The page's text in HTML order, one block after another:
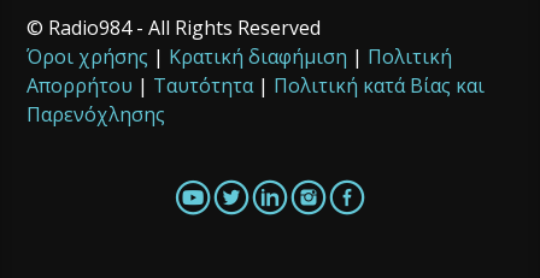
© Radio984 - All Rights Reserved
Όροι χρήσης | Κρατική διαφήμιση | Πολιτική
Απορρήτου | Ταυτότητα| Πολιτική κατά Βίας και
Παρενόχλησης